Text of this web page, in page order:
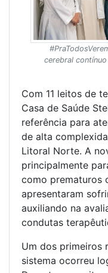
cerebral
Com 11 leitos de
Casa de Saúde
referência para
de alta
Litoral Norte. A
principalmente
como prematuros
apresentaram
auxiliando na
condutas
Um dos primeiros
sistema ocorreu